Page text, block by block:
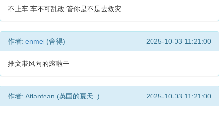
不上车 车不可乱改 管你是不是去救灾
作者: enmei (舍得) 2025-10-03 11:21:00
推文带风向的滚啦干
作者: Atlantean (英国的夏天..) 2025-10-03 11:21:00